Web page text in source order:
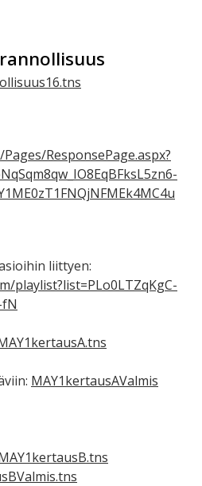
ResponsePage.aspx?
liittyen:
playlist?list=PLo0LTZqKgC-
fN
MAY1kertausAValmis